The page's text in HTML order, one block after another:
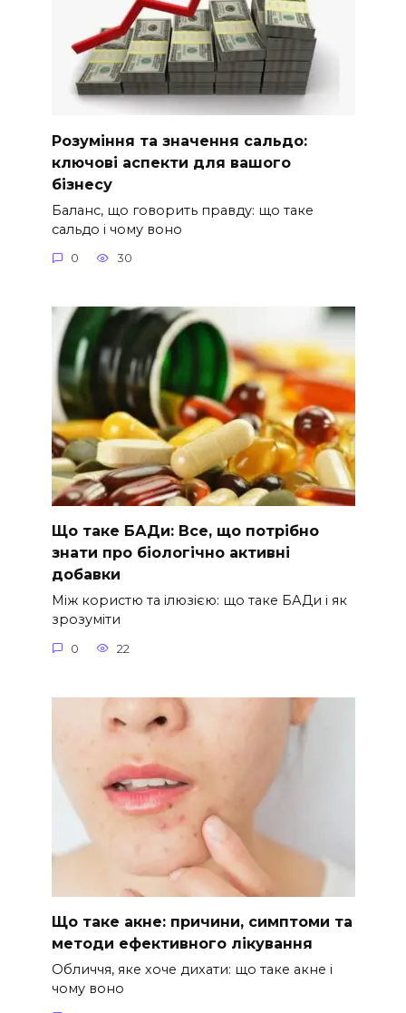
Розуміння та значення сальдо:
ключові аспекти для вашого
бізнесу
Баланс, що говорить правду: що таке
сальдо і чому воно
0 30
Що таке БАДи: Все, що потрібно
знати про біологічно активні
добавки
Між користю та ілюзією: що таке БАДи і як
зрозуміти
0 22
Що таке акне: причини, симптоми та
методи ефективного лікування
Обличчя, яке хоче дихати: що таке акне і
чому воно